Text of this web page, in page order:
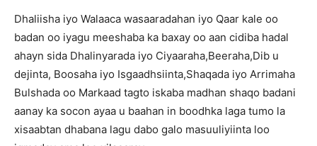
Dhaliisha iyo Walaaca wasaaradahan iyo Qaar kale oo
badan oo iyagu meeshaba ka baxay oo aan cidiba hadal
ahayn sida Dhalinyarada iyo Ciyaaraha,Beeraha,Dib u
dejinta, Boosaha iyo Isgaadhsiinta,Shaqada iyo Arrimaha
Bulshada oo Markaad tagto iskaba madhan shaqo badani
aanay ka socon ayaa u baahan in boodhka laga tumo la
xisaabtan dhabana lagu dabo galo masuuliyiinta loo